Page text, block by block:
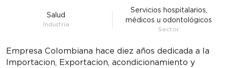
Salud
Industria
Servicios hospitalarios,
médicos u odontológicos
Sector
Empresa Colombiana hace diez años dedicada a la
Importacion, Exportacion, acondicionamiento y